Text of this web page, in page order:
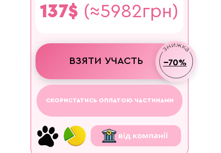
ВЗЯТИ УЧАСТЬ --70%
СКОРИСТАТИСЬ ОПЛАТОЮ ЧАСТИНАМИ
137$ (≈5982грн)